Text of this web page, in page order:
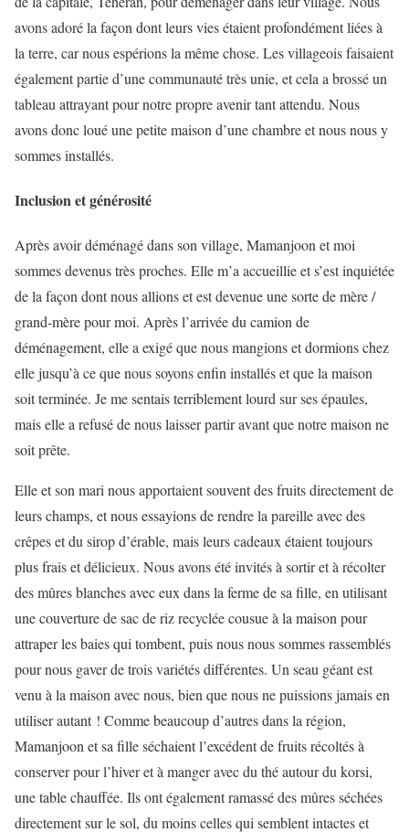
avons adoré la façon dont leurs vies étaient profondément liées à
la terre, car nous espérions la même chose. Les villageois faisaient
également partie d’une communauté très unie, et cela a brossé un
tableau attrayant pour notre propre avenir tant attendu. Nous
avons donc loué une petite maison d’une chambre et nous nous y
sommes installés.
Inclusion et générosité
Après avoir déménagé dans son village, Mamanjoon et moi
sommes devenus très proches. Elle m’a accueillie et s’est inquiétée
de la façon dont nous allions et est devenue une sorte de mère /
grand-mère pour moi. Après l’arrivée du camion de
déménagement, elle a exigé que nous mangions et dormions chez
elle jusqu’à ce que nous soyons enfin installés et que la maison
soit terminée. Je me sentais terriblement lourd sur ses épaules,
mais elle a refusé de nous laisser partir avant que notre maison ne
soit prête.
Elle et son mari nous apportaient souvent des fruits directement de
leurs champs, et nous essayions de rendre la pareille avec des
crêpes et du sirop d’érable, mais leurs cadeaux étaient toujours
plus frais et délicieux. Nous avons été invités à sortir et à récolter
des mûres blanches avec eux dans la ferme de sa fille, en utilisant
une couverture de sac de riz recyclée cousue à la maison pour
attraper les baies qui tombent, puis nous nous sommes rassemblés
pour nous gaver de trois variétés différentes. Un seau géant est
venu à la maison avec nous, bien que nous ne puissions jamais en
utiliser autant ! Comme beaucoup d’autres dans la région,
Mamanjoon et sa fille séchaient l’excédent de fruits récoltés à
conserver pour l’hiver et à manger avec du thé autour du korsi,
une table chauffée. Ils ont également ramassé des mûres séchées
directement sur le sol, du moins celles qui semblent intactes et